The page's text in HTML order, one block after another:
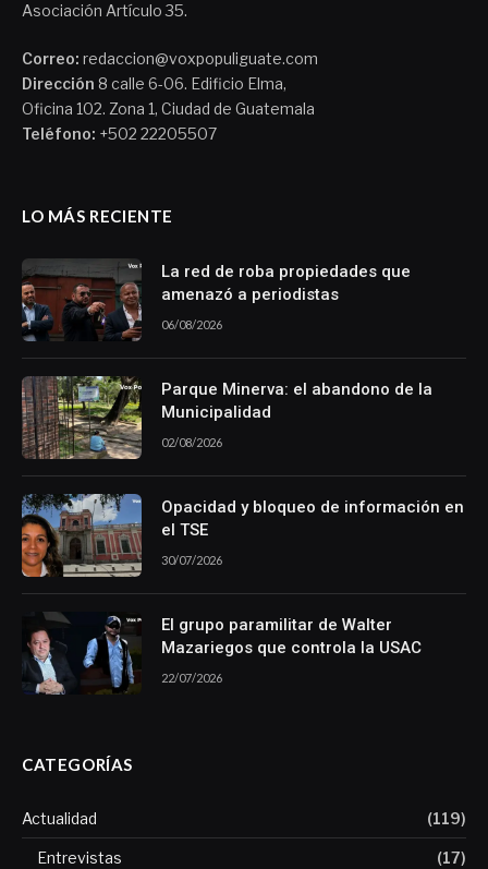
Asociación Artículo 35.
Correo: redaccion@voxpopuliguate.com
Dirección 8 calle 6-06. Edificio Elma,
Oficina 102. Zona 1, Ciudad de Guatemala
Teléfono: +502 22205507
LO MÁS RECIENTE
La red de roba propiedades que
amenazó a periodistas
06/08/2026
Parque Minerva: el abandono de la
Municipalidad
02/08/2026
Opacidad y bloqueo de información en
el TSE
30/07/2026
El grupo paramilitar de Walter
Mazariegos que controla la USAC
22/07/2026
CATEGORÍAS
Actualidad (119)
Entrevistas (17)